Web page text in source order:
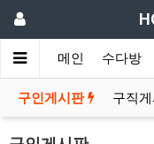
메인 수다방
구인게시판 구직